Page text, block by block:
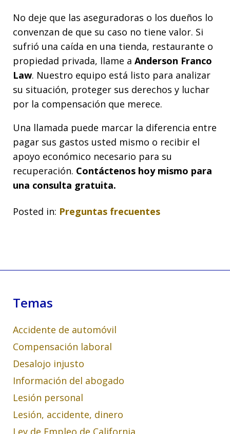
No deje que las aseguradoras o los dueños lo
convenzan de que su caso no tiene valor. Si
sufrió una caída en una tienda, restaurante o
propiedad privada, llame a Anderson Franco
Law. Nuestro equipo está listo para analizar
su situación, proteger sus derechos y luchar
por la compensación que merece.
Una llamada puede marcar la diferencia entre
pagar sus gastos usted mismo o recibir el
apoyo económico necesario para su
recuperación. Contáctenos hoy mismo para
una consulta gratuita.
Posted in: Preguntas frecuentes
Temas
Accidente de automóvil
Compensación laboral
Desalojo injusto
Información del abogado
Lesión personal
Lesión, accidente, dinero
Ley de Empleo de California